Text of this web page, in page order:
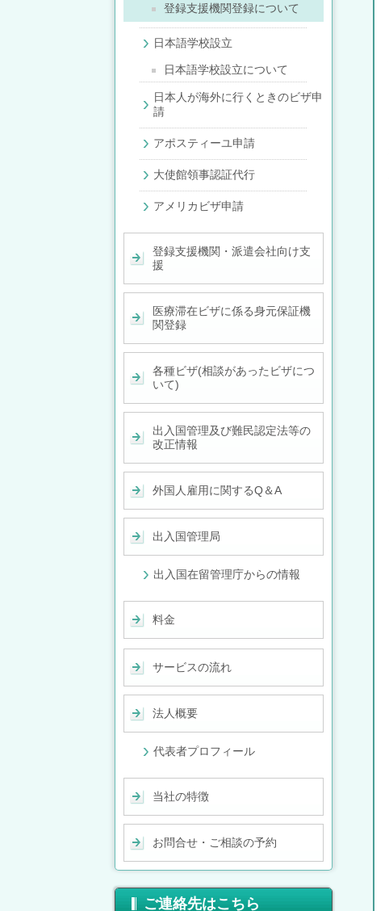
登録支援機関登録について
日本語学校設立
日本語学校設立について
日本人が海外に行くときのビザ申
請
アポスティーユ申請
大使館領事認証代行
アメリカビザ申請
登録支援機関・派遣会社向け支
援
医療滞在ビザに係る身元保証機
関登録
各種ビザ(相談があったビザにつ
いて)
出入国管理及び難民認定法等の
改正情報
外国人雇用に関するQ＆A
出入国管理局
出入国在留管理庁からの情報
料金
サービスの流れ
法人概要
代表者プロフィール
当社の特徴
お問合せ・ご相談の予約
ご連絡先はこちら